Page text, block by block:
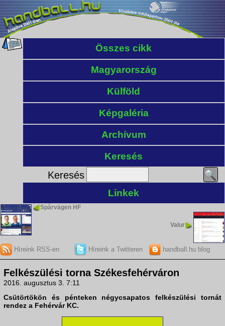
Összes cikk
Magyarország
Külföld
Képgaléria
Archívum
Keresés
Keresés
Linkek
Spårvägen HF
Valur
Híreink RSS-en Híreink a Twitteren handball.hu blog
Felkészülési torna Székesfehérváron
2016. augusztus 3. 7:11
Csütörtökön és pénteken négycsapatos felkészülési tornát
rendez a Fehérvár KC.